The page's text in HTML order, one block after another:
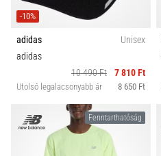
-10%
adidas
Unisex
adidas
10 490 Ft
7 810 Ft
Utolsó legalacsonyabb ár 8 650 Ft
Fenntarthatóság